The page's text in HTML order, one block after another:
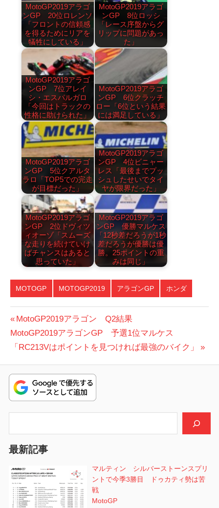
MotoGP2019アラゴ
ンGP 20位ロレンソ
「フロントの信頼感
を得るためにリアを
犠牲にしている」
MotoGP2019アラゴ
ンGP 8位ロッシ
「レース序盤からグ
リップに問題があっ
た」
MotoGP2019アラゴ
ンGP 7位アレイ
シ・エスパルガロ
「今回はトラックの
性格に助けられた」
MotoGP2019アラゴ
ンGP 6位クラッチ
ロー「6位という結果
には満足している」
MotoGP2019アラゴ
ンGP 5位クアルタ
ラロ「TOP5での完走
が目標だった」
MotoGP2019アラゴ
ンGP 4位ビニャー
レス「最後までプッ
シュしたせいでタイ
ヤが限界だった」
MotoGP2019アラゴ
ンGP 2位ドヴィツ
ィオーゾ「スムーズ
な走りを続けていけ
ばチャンスはあると
思っていた」
MotoGP2019アラゴ
ンGP 優勝マルケス
「12秒差だろうが1秒
差だろうが優勝は優
勝。25ポイントの重
みは同じ」
MOTOGP MOTOGP2019 アラゴンGP ホンダ
投
稿
ビ
ゲ
ー
シ
ョ
ン
前
の
投
MotoGP2019アラゴン Q2結果
次
の
稿:
MotoGP2019アラゴンGP 予選1位マルケス
「RC213Vはポイントを見つければ最強のバイク」
最新記事
マルティン シルバーストーンスプリ
ントで今季3勝目 ドゥカティ勢は苦
戦
MotoGP